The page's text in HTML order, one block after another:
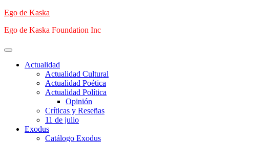
Saltar
contenido
Ego de Kaska
Ego de Kaska Foundation Inc
Menú
principalActualidad
Actualidad Cultural
Actualidad Poética
Actualidad Política
Opinión
Críticas y Reseñas
11 de julio
Exodus
Catálogo Exodus